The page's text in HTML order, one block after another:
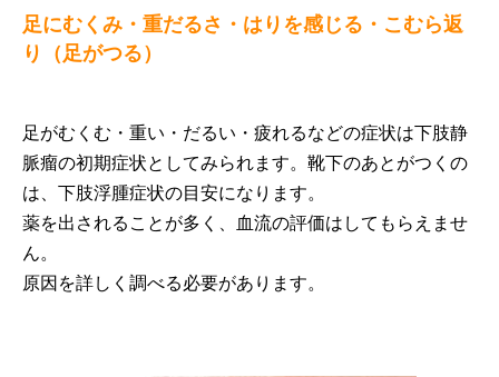
足にむくみ・重だるさ・はりを感じる・こむら返
り（足がつる）
足がむくむ・重い・だるい・疲れるなどの症状は下肢静
脈瘤の初期症状としてみられます。靴下のあとがつくの
は、下肢浮腫症状の目安になります。
薬を出されることが多く、血流の評価はしてもらえませ
ん。
原因を詳しく調べる必要があります。